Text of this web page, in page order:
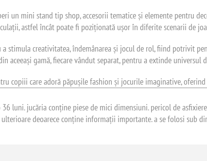
un mini stand tip shop, accesorii tematice și elemente pentru
astfel încât poate fi poziționată ușor în diferite scenarii de
stimula creativitatea, îndemânarea și jocul de rol, fiind potrivit
aceeași gamă, fiecare vândut separat, pentru a extinde universul
copiii care adoră păpușile fashion și jocurile imaginative,
luni. jucăria conține piese de mici dimensiuni. pericol de
deoarece conține informații importante. a se folosi sub